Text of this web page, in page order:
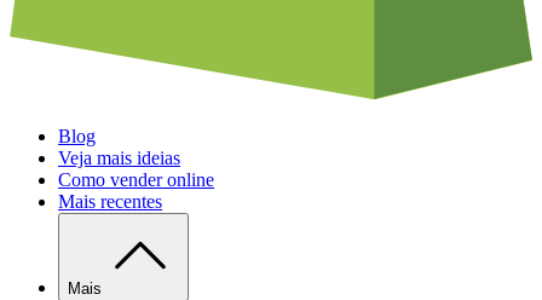
Blog
Veja mais ideias
Como vender online
Mais recentes
Mais